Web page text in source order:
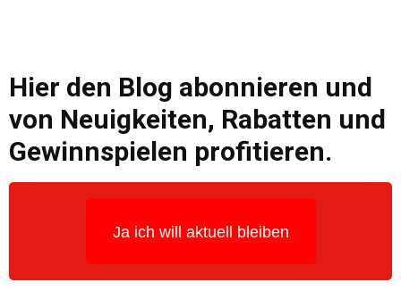
Hier den Blog abonnieren und
von Neuigkeiten, Rabatten und
Gewinnspielen profitieren.
Ja ich will aktuell bleiben